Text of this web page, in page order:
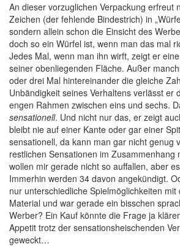
An dieser vorzuglichen Verpackung erfreut
Zeichen (der fehlende Bindestrich) in
sondern allein schon die Einsicht des
doch so ein Würfel ist, wenn man das mal
Jedes Mal, wenn man ihn wirft, zeigt er
seiner obenliegenden Fläche. Außer
oder drei Mal hintereinander die gleiche
Unbändigkeit seines Verhaltens verlässt er
engen Rahmen zwischen eins und sechs.
sensationell. Und nicht nur das, er zeigt
bleibt nie auf einer Kante oder gar einer
sensationell, da kann man gar nicht genug
restlichen Sensationen im Zusammenhang
wollen mir gerade nicht so auffallen, aber
Immerhin werden 34 davon angekündigt.
nur unterschiedliche Spielmöglichkeiten
Material und war gerade ein bisschen
Werber? Ein Kauf könnte die Frage ja
Appetit trotz der sensationsheischenden
geweckt…